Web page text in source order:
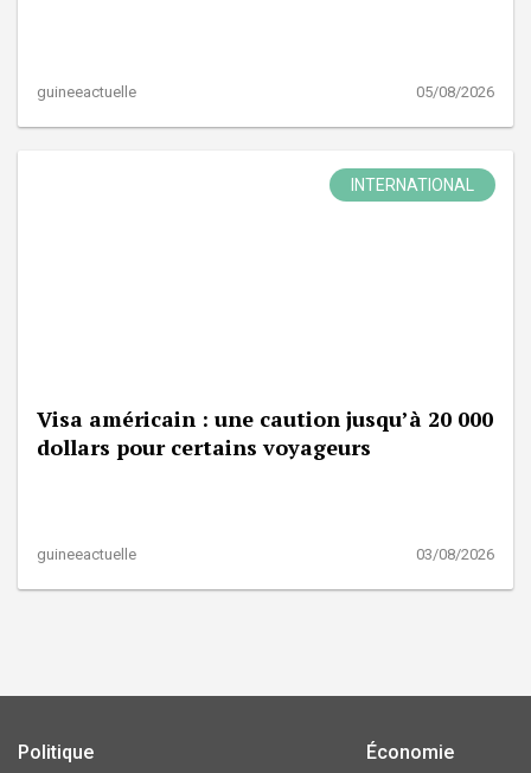
guineeactuelle 05/08/2026
INTERNATIONAL
Visa américain : une caution jusqu’à 20 000
dollars pour certains voyageurs
guineeactuelle 03/08/2026
Politique Économie